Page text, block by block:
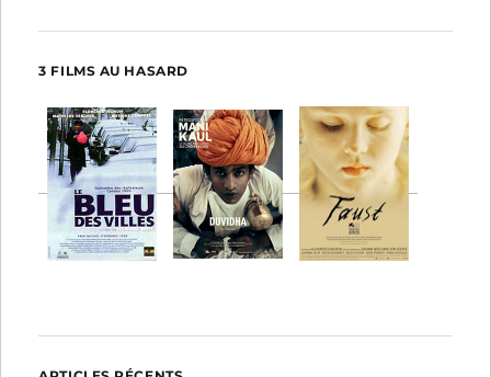
3 FILMS AU HASARD